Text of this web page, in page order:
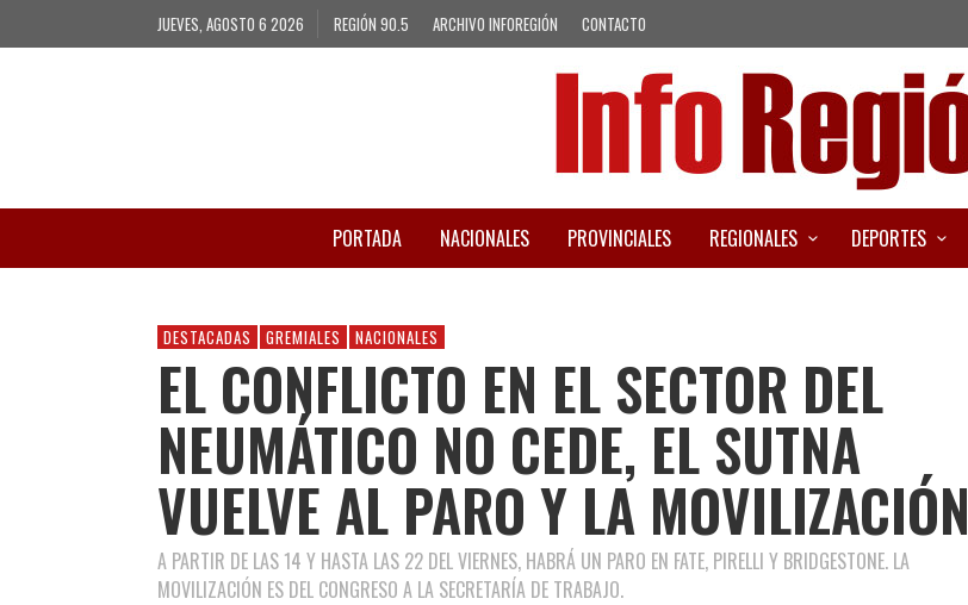
JUEVES, AGOSTO 6 2026 REGIÓN 90.5 ARCHIVO INFOREGIÓN CONTACTO
PORTADA NACIONALES PROVINCIALES REGIONALES DEPORTES
DESTACADAS GREMIALES NACIONALES
EL CONFLICTO EN EL SECTOR DEL
NEUMÁTICO NO CEDE, EL SUTNA
VUELVE AL PARO Y LA MOVILIZACIÓN
A PARTIR DE LAS 14 Y HASTA LAS 22 DEL VIERNES, HABRÁ UN PARO EN FATE, PIRELLI Y BRIDGESTONE. LA
MOVILIZACIÓN ES DEL CONGRESO A LA SECRETARÍA DE TRABAJO.